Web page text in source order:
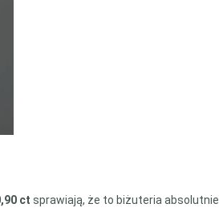
ct sprawiają, że to biżuteria